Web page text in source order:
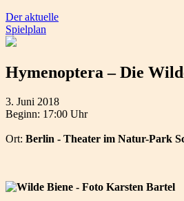
Der aktuelle
Spielplan
Hymenoptera – Die
3. Juni 2018
Beginn: 17:00 Uhr
Ort: Berlin - Theater im Natur-Park